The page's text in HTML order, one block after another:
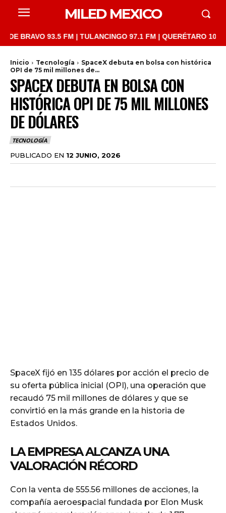
MILED MEXICO
93.5 FM | TULANCINGO 97.1 FM | QUERÉTARO 103.1
Inicio Tecnología
SpaceX debuta en bolsa con histórica
OPI de 75 mil millones de...
SPACEX DEBUTA EN BOLSA CON
HISTÓRICA OPI DE 75 MIL MILLONES
DE DÓLARES
TECNOLOGÍA
PUBLICADO EN 12 JUNIO, 2026
SpaceX fijó en 135 dólares por acción el precio de
su oferta pública inicial (OPI), una operación que
recaudó 75 mil millones de dólares y que se
convirtió en la más grande en la historia de
Estados Unidos.
LA EMPRESA ALCANZA UNA
VALORACIÓN RÉCORD
Con la venta de 555.56 millones de acciones, la
compañía aeroespacial fundada por Elon Musk